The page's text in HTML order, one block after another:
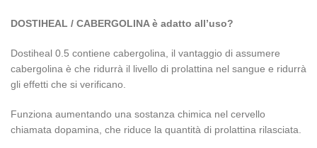
DOSTIHEAL / CABERGOLINA è adatto all’uso?
Dostiheal 0.5 contiene cabergolina, il vantaggio di assumere
cabergolina è che ridurrà il livello di prolattina nel sangue e ridurrà
gli effetti che si verificano.
Funziona aumentando una sostanza chimica nel cervello
chiamata dopamina, che riduce la quantità di prolattina rilasciata.